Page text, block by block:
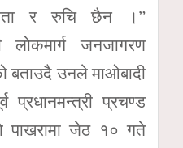
र रुचि छैन ।”
लोकमार्ग जनजागरण
बताउदै उनले माओबादी
प्रधानमन्त्री प्रचण्ड
पाखरामा जेठ १० गते